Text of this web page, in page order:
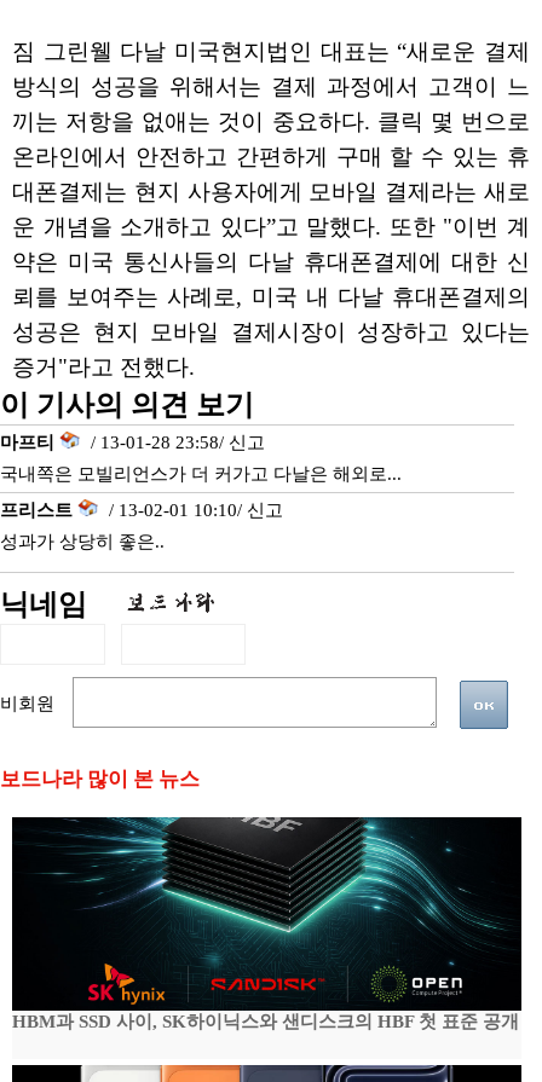
짐 그린웰 다날 미국현지법인 대표는 “새로운 결제
방식의 성공을 위해서는 결제 과정에서 고객이 느
끼는 저항을 없애는 것이 중요하다. 클릭 몇 번으로
온라인에서 안전하고 간편하게 구매 할 수 있는 휴
대폰결제는 현지 사용자에게 모바일 결제라는 새로
운 개념을 소개하고 있다”고 말했다. 또한 "이번 계
약은 미국 통신사들의 다날 휴대폰결제에 대한 신
뢰를 보여주는 사례로, 미국 내 다날 휴대폰결제의
성공은 현지 모바일 결제시장이 성장하고 있다는
증거"라고 전했다.
이 기사의 의견 보기
마프티 / 13-01-28 23:58/ 신고
국내쪽은 모빌리언스가 더 커가고 다날은 해외로...
프리스트
/ 13-02-01 10:10/ 신고
성과가 상당히 좋은..
닉네임
비회원
보드나라 많이 본 뉴스
HBM과 SSD 사이, SK하이닉스와 샌디스크의 HBF 첫 표준 공개